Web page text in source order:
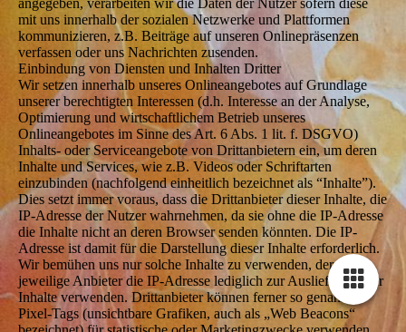
angegeben, verarbeiten wir die Daten der Nutzer sofern diese
mit uns innerhalb der sozialen Netzwerke und Plattformen
kommunizieren, z.B. Beiträge auf unseren Onlinepräsenzen
verfassen oder uns Nachrichten zusenden.
Einbindung von Diensten und Inhalten Dritter
Wir setzen innerhalb unseres Onlineangebotes auf Grundlage
unserer berechtigten Interessen (d.h. Interesse an der Analyse,
Optimierung und wirtschaftlichem Betrieb unseres
Onlineangebotes im Sinne des Art. 6 Abs. 1 lit. f. DSGVO)
Inhalts- oder Serviceangebote von Drittanbietern ein, um deren
Inhalte und Services, wie z.B. Videos oder Schriftarten
einzubinden (nachfolgend einheitlich bezeichnet als “Inhalte”).
Dies setzt immer voraus, dass die Drittanbieter dieser Inhalte, die
IP-Adresse der Nutzer wahrnehmen, da sie ohne die IP-Adresse
die Inhalte nicht an deren Browser senden könnten. Die IP-
Adresse ist damit für die Darstellung dieser Inhalte erforderlich.
Wir bemühen uns nur solche Inhalte zu verwenden, deren
jeweilige Anbieter die IP-Adresse lediglich zur Auslieferung der
Inhalte verwenden. Drittanbieter können ferner so genannte
Pixel-Tags (unsichtbare Grafiken, auch als „Web Beacons“